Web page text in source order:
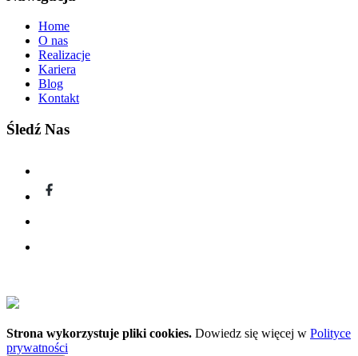
Home
O nas
Realizacje
Kariera
Blog
Kontakt
Śledź Nas
Strona wykorzystuje pliki cookies. Dowiedz się więcej w Polityce
prywatności